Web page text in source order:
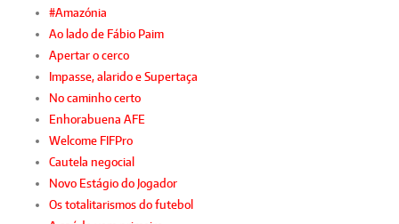
#Amazónia
Ao lado de Fábio Paim
Apertar o cerco
Impasse, alarido e Supertaça
No caminho certo
Enhorabuena AFE
Welcome FIFPro
Cautela negocial
Novo Estágio do Jogador
Os totalitarismos do futebol